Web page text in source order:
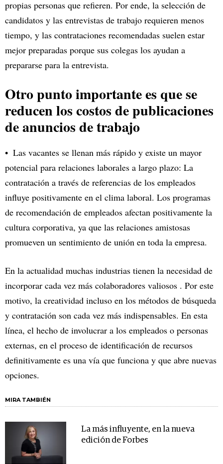
propias personas que refieren. Por ende, la selección de
candidatos y las entrevistas de trabajo requieren menos
tiempo, y las contrataciones recomendadas suelen estar
mejor preparadas porque sus colegas los ayudan a
prepararse para la entrevista.
Otro punto importante es que se
reducen los costos de publicaciones
de anuncios de trabajo
Las vacantes se llenan más rápido y existe un mayor
potencial para relaciones laborales a largo plazo: La
contratación a través de referencias de los empleados
influye positivamente en el clima laboral. Los programas
de recomendación de empleados afectan positivamente la
cultura corporativa, ya que las relaciones amistosas
promueven un sentimiento de unión en toda la empresa.
En la actualidad muchas industrias tienen la necesidad de
incorporar cada vez más colaboradores valiosos . Por este
motivo, la creatividad incluso en los métodos de búsqueda
y contratación son cada vez más indispensables. En esta
línea, el hecho de involucrar a los empleados o personas
externas, en el proceso de identificación de recursos
definitivamente es una vía que funciona y que abre nuevas
opciones.
MIRA TAMBIÉN
La más influyente, en la nueva
edición de Forbes